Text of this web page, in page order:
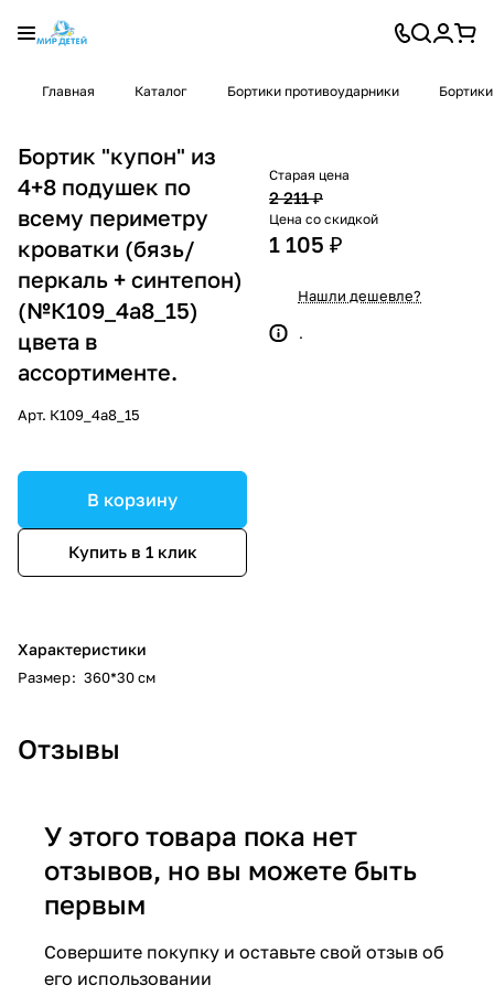
Главная Каталог Бортики противоударники
Бортик "купон" из
4+8 подушек по
всему периметру
кроватки (бязь/
перкаль + синтепон)
(№К109_4а8_15)
цвета в
ассортименте.
Арт. К109_4а8_15
В корзину
Купить в 1 клик
Характеристики
Размер: 360*30 см
Старая цена
2 211 ₽
Цена со скидкой
1 105 ₽
Нашли дешевле?
.
Отзывы
У этого товара пока нет
отзывов, но вы можете быть
первым
Совершите покупку и оставьте свой отзыв об
его использовании